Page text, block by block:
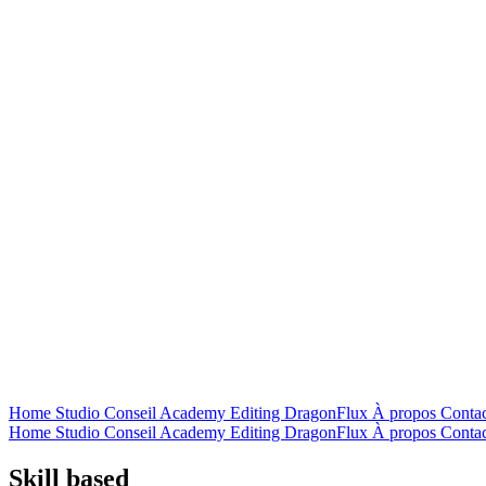
Home Studio Conseil Academy Editing DragonFlux À propos
Home Studio Conseil Academy Editing DragonFlux À propos
Skill based